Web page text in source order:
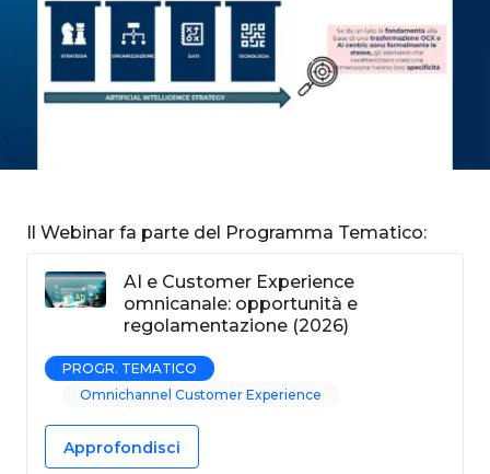
Il Webinar fa parte del Programma Tematico:
AI e Customer Experience
omnicanale: opportunità e
regolamentazione (2026)
PROGR. TEMATICO
Omnichannel Customer Experience
Approfondisci